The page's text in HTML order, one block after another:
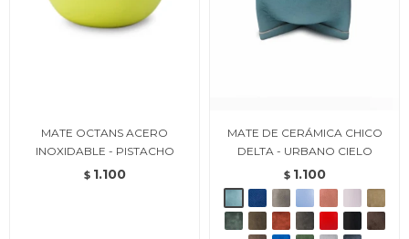
MATE OCTANS ACERO
INOXIDABLE - PISTACHO
$ 1.100
MATE DE CERÁMICA CHICO
DELTA - URBANO CIELO
$ 1.100